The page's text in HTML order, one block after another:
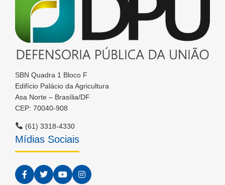
SBN Quadra 1 Bloco F
Edifício Palácio da Agricultura
Asa Norte – Brasília/DF
CEP: 70040-908
(61) 3318-4330
Mídias Sociais